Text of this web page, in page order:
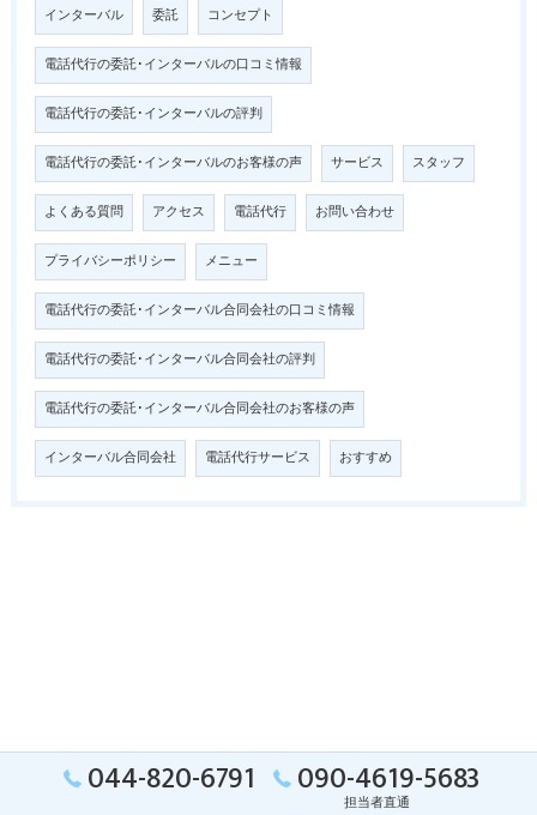
インターバル 委託 コンセプト
電話代行の委託･インターバルの口コミ情報
電話代行の委託･インターバルの評判
電話代行の委託･インターバルのお客様の声 サービス スタッフ
よくある質問 アクセス 電話代行 お問い合わせ
プライバシーポリシー メニュー
電話代行の委託･インターバル合同会社の口コミ情報
電話代行の委託･インターバル合同会社の評判
電話代行の委託･インターバル合同会社のお客様の声
インターバル合同会社 電話代行サービス おすすめ
044-820-6791 090-4619-5683
担当者直通